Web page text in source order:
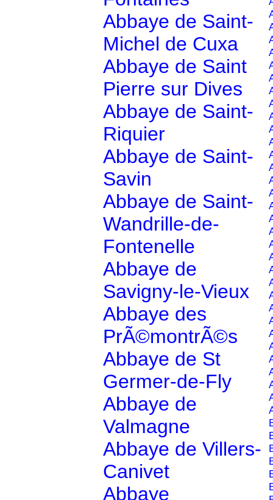
Abbaye de Saint-
Michel de Cuxa
Abbaye de Saint
Pierre sur Dives
Abbaye de Saint-
Riquier
Abbaye de Saint-
Savin
Abbaye de Saint-
Wandrille-de-
Fontenelle
Abbaye de
Savigny-le-Vieux
Abbaye des
PrÃ©montrÃ©s
Abbaye de St
Germer-de-Fly
Abbaye de
Valmagne
Abbaye de Villers-
Canivet
Abbaye